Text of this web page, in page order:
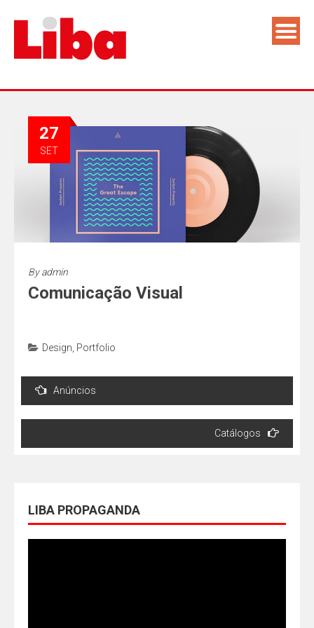
27
SET
Byadmin
Comunicação Visual
Design Portfolio
Navegação
Post
Anúncios
Catálogos
LIBA PROPAGANDA